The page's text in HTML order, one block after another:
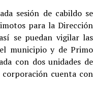
sesión de cabildo se
para la Dirección
se puedan vigilar las
municipio y de Primo
con dos unidades de
cuenta con